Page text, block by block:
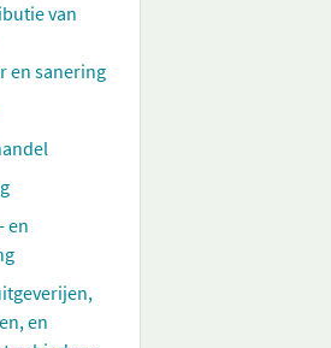
van
en sanering
en
en